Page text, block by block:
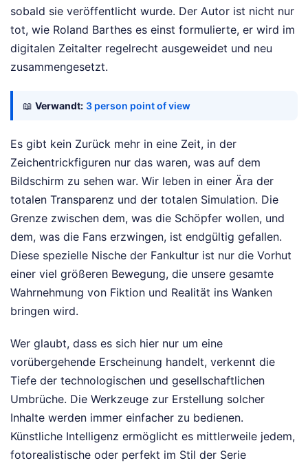
sobald sie veröffentlicht wurde. Der Autor ist nicht nur
tot, wie Roland Barthes es einst formulierte, er wird im
digitalen Zeitalter regelrecht ausgeweidet und neu
zusammengesetzt.
📖 Verwandt: 3 person point of view
Es gibt kein Zurück mehr in eine Zeit, in der
Zeichentrickfiguren nur das waren, was auf dem
Bildschirm zu sehen war. Wir leben in einer Ära der
totalen Transparenz und der totalen Simulation. Die
Grenze zwischen dem, was die Schöpfer wollen, und
dem, was die Fans erzwingen, ist endgültig gefallen.
Diese spezielle Nische der Fankultur ist nur die Vorhut
einer viel größeren Bewegung, die unsere gesamte
Wahrnehmung von Fiktion und Realität ins Wanken
bringen wird.
Wer glaubt, dass es sich hier nur um eine
vorübergehende Erscheinung handelt, verkennt die
Tiefe der technologischen und gesellschaftlichen
Umbrüche. Die Werkzeuge zur Erstellung solcher
Inhalte werden immer einfacher zu bedienen.
Künstliche Intelligenz ermöglicht es mittlerweile jedem,
fotorealistische oder perfekt im Stil der Serie